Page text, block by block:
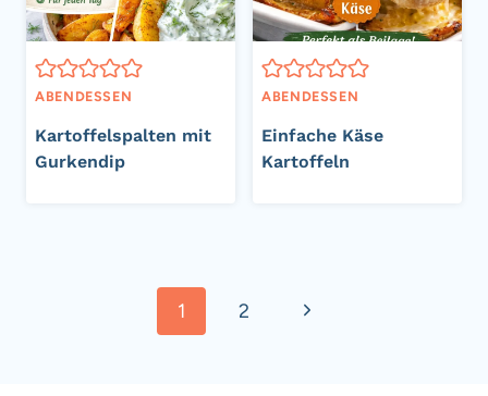
ABENDESSEN
Kartoffelspalten mit
Gurkendip
ABENDESSEN
Einfache Käse
Kartoffeln
1 2
Nächste